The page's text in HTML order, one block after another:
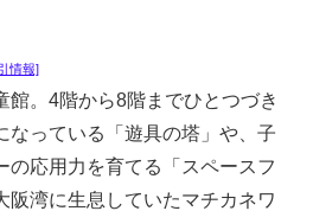
情報]
館。4階から8階までひとつづき
なっている「遊具の塔」や、子
の応用力を育てる「スペースフ
阪湾に生息していたマチカネワ